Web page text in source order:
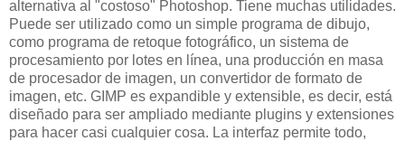
alternativa al "costoso" Photoshop. Tiene muchas utilidades.
Puede ser utilizado como un simple programa de dibujo,
como programa de retoque fotográfico, un sistema de
procesamiento por lotes en línea, una producción en masa
de procesador de imagen, un convertidor de formato de
imagen, etc. GIMP es expandible y extensible, es decir, está
diseñado para ser ampliado mediante plugins y extensiones
para hacer casi cualquier cosa. La interfaz permite todo,